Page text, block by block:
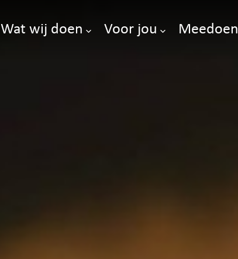
Wat wij doen Voor jou Meedoen